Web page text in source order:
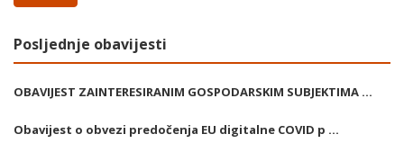
Posljednje obavijesti
OBAVIJEST ZAINTERESIRANIM GOSPODARSKIM SUBJEKTIMA ...
Obavijest o obvezi predočenja EU digitalne COVID p ...